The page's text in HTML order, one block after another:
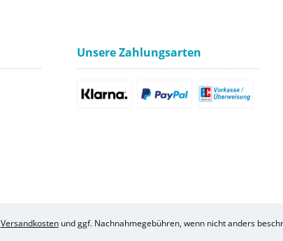
Unsere Zahlungsarten
Versandkostenund ggf. Nachnahmegebühren, wenn nicht anders